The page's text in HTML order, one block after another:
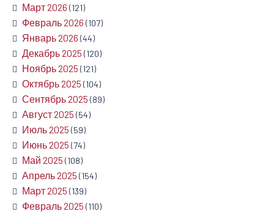
Март 2026 (121)
Февраль 2026 (107)
Январь 2026 (44)
Декабрь 2025 (120)
Ноябрь 2025 (121)
Октябрь 2025 (104)
Сентябрь 2025 (89)
Август 2025 (54)
Июль 2025 (59)
Июнь 2025 (74)
Май 2025 (108)
Апрель 2025 (154)
Март 2025 (139)
Февраль 2025 (110)